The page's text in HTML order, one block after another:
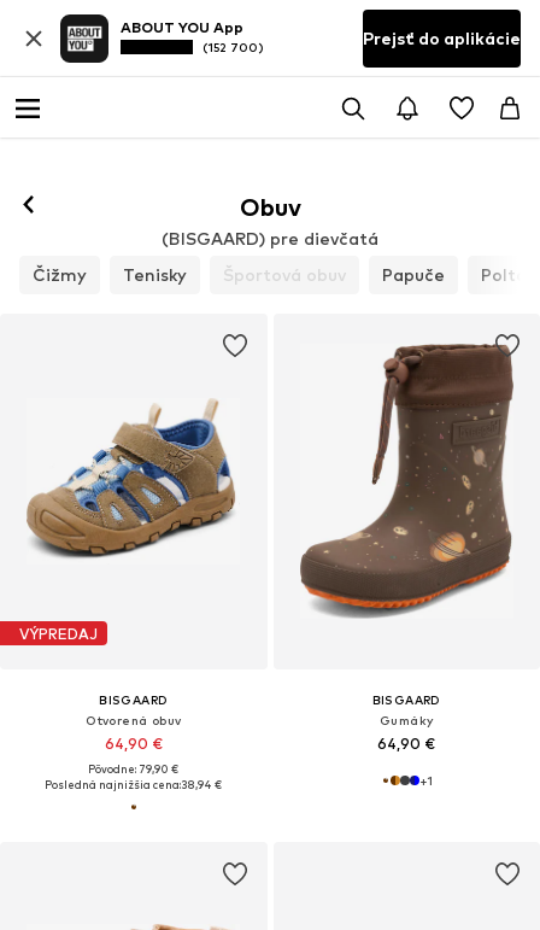
ABOUT YOU App
(152 700) Prejsť do aplikácie
Obuv
(BISGAARD) pre dievčatá
Čižmy
Tenisky Športová obuv Papuče
VÝPREDAJ
BISGAARD
Otvorená obuv
64,90 €
Pôvodne: 79,90 €
Posledná najnižšia cena:38,94 €
BISGAARD
Gumáky
64,90 €
+1